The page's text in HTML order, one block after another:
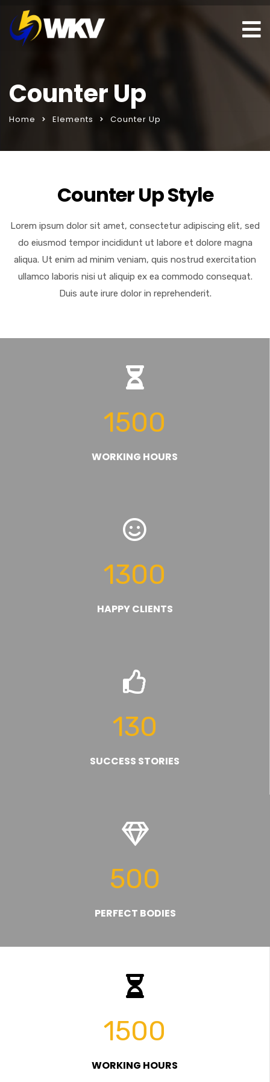
Counter Up
Home Elements Counter Up
Counter Up Style
Lorem ipsum dolor sit amet, consectetur adipiscing elit, sed
do eiusmod tempor incididunt ut labore et dolore magna
aliqua. Ut enim ad minim veniam, quis nostrud exercitation
ullamco laboris nisi ut aliquip ex ea commodo consequat.
Duis aute irure dolor in reprehenderit.
1500
WORKING HOURS
1300
HAPPY CLIENTS
130
SUCCESS STORIES
500
PERFECT BODIES
1500
WORKING HOURS